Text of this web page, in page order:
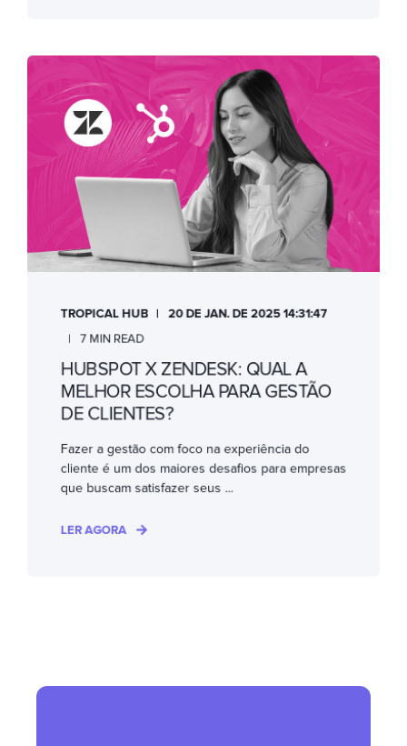
TROPICAL HUB 20 DE JAN. DE 2025 14:31:47
7 MIN READ
HUBSPOT X ZENDESK: QUAL A
MELHOR ESCOLHA PARA GESTÃO
DE CLIENTES?
Fazer a gestão com foco na experiência do
cliente é um dos maiores desafios para empresas
que buscam satisfazer seus ...
LER AGORA